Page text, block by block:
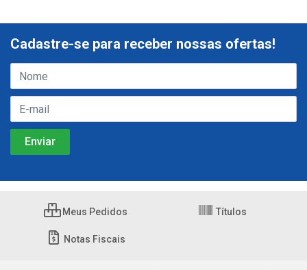
Cadastre-se para receber nossas ofertas!
Meus Pedidos Títulos
Notas Fiscais